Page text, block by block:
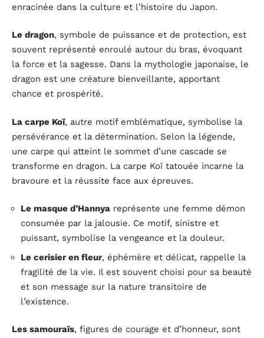
enracinée dans la culture et l’histoire du Japon.
Le dragon, symbole de puissance et de protection, est
souvent représenté enroulé autour du bras, évoquant
la force et la sagesse. Dans la mythologie japonaise, le
dragon est une créature bienveillante, apportant
chance et prospérité.
La carpe Koï, autre motif emblématique, symbolise la
persévérance et la détermination. Selon la légende,
une carpe qui atteint le sommet d’une cascade se
transforme en dragon. La carpe Koï tatouée incarne la
bravoure et la réussite face aux épreuves.
Le masque d’Hannya représente une femme démon
consumée par la jalousie. Ce motif, sinistre et
puissant, symbolise la vengeance et la douleur.
Le cerisier en fleur, éphémère et délicat, rappelle la
fragilité de la vie. Il est souvent choisi pour sa beauté
et son message sur la nature transitoire de
l’existence.
Les samouraïs, figures de courage et d’honneur, sont